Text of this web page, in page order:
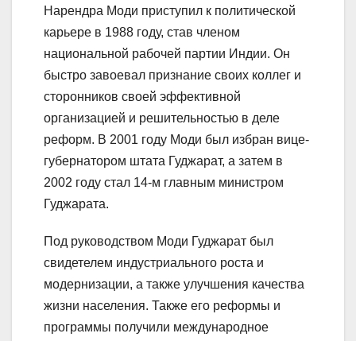
Нарендра Моди приступил к политической
карьере в 1988 году, став членом
национальной рабочей партии Индии. Он
быстро завоевал признание своих коллег и
сторонников своей эффективной
организацией и решительностью в деле
реформ. В 2001 году Моди был избран вице-
губернатором штата Гуджарат, а затем в
2002 году стал 14-м главным министром
Гуджарата.
Под руководством Моди Гуджарат был
свидетелем индустриального роста и
модернизации, а также улучшения качества
жизни населения. Также его реформы и
программы получили международное